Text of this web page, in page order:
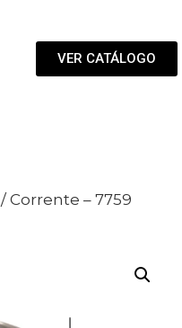
VER CATÁLOGO
/ Corrente – 7759